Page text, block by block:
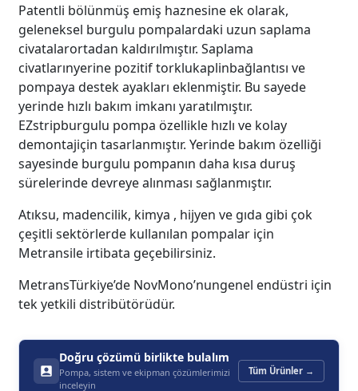
Patentli bölünmüş emiş haznesine ek olarak,
geleneksel burgulu pompalardaki uzun saplama
civatalarortadan kaldırılmıştır. Saplama
civatlarınyerine pozitif torklukaplinbağlantısı ve
pompaya destek ayakları eklenmiştir. Bu sayede
yerinde hızlı bakım imkanı yaratılmıştır.
EZstripburgulu pompa özellikle hızlı ve kolay
demontajiçin tasarlanmıştır. Yerinde bakım özelliği
sayesinde burgulu pompanın daha kısa duruş
sürelerinde devreye alınması sağlanmıştır.
Atıksu, madencilik, kimya , hijyen ve gıda gibi çok
çeşitli sektörlerde kullanılan pompalar için
Metransile irtibata geçebilirsiniz.
MetransTürkiye’de NovMono’nungenel endüstri için
tek yetkili distribütörüdür.
Doğru çözümü birlikte bulalım
Pompa, sistem ve ekipman çözümlerimizi
inceleyin
Tüm Ürünler →